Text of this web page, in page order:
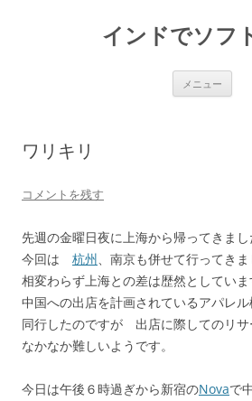
インドでソフ
メニュー
ワリキリ
コメントを残す
先週の金曜日夜に上海から帰ってきまし
今回は 杭州、南京も併せて行ってき
相変わらず上海との差は歴然としていま
中国への出店を計画されているアパレル
同行したのですが 出店に際してのリサ
なかなか難しいようです。
今日は午後６時過ぎから新宿のNovaで